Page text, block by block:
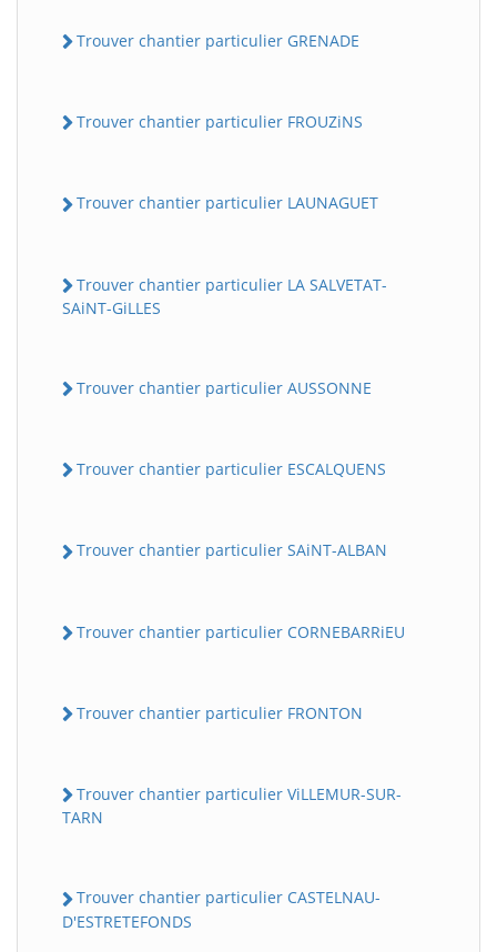
Trouver chantier particulier GRENADE
Trouver chantier particulier FROUZiNS
Trouver chantier particulier LAUNAGUET
Trouver chantier particulier LA SALVETAT-
SAiNT-GiLLES
Trouver chantier particulier AUSSONNE
Trouver chantier particulier ESCALQUENS
Trouver chantier particulier SAiNT-ALBAN
Trouver chantier particulier CORNEBARRiEU
Trouver chantier particulier FRONTON
Trouver chantier particulier ViLLEMUR-SUR-
TARN
Trouver chantier particulier CASTELNAU-
D'ESTRETEFONDS